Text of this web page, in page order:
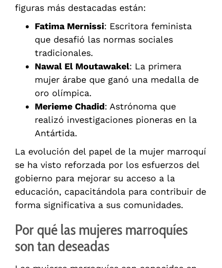
figuras más destacadas están:
Fatima Mernissi: Escritora feminista
que desafió las normas sociales
tradicionales.
Nawal El Moutawakel: La primera
mujer árabe que ganó una medalla de
oro olímpica.
Merieme Chadid: Astrónoma que
realizó investigaciones pioneras en la
Antártida.
La evolución del papel de la mujer marroquí
se ha visto reforzada por los esfuerzos del
gobierno para mejorar su acceso a la
educación, capacitándola para contribuir de
forma significativa a sus comunidades.
Por qué las mujeres marroquíes
son tan deseadas